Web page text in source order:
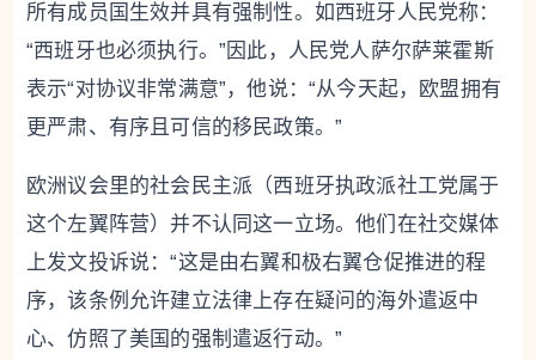
所有成员国生效并具有强制性。如西班牙人民党称：
“西班牙也必须执行。”因此，人民党人萨尔萨莱霍斯
表示“对协议非常满意”，他说：“从今天起，欧盟拥有
更严肃、有序且可信的移民政策。”
欧洲议会里的社会民主派（西班牙执政派社工党属于
这个左翼阵营）并不认同这一立场。他们在社交媒体
上发文投诉说：“这是由右翼和极右翼仓促推进的程
序，该条例允许建立法律上存在疑问的海外遣返中
心、仿照了美国的强制遣返行动。”